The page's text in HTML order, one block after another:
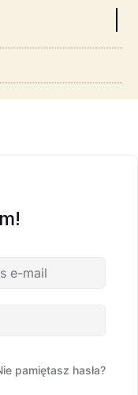
pamiętasz hasła?